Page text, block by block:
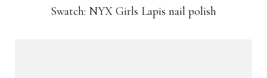
Swatch: NYX Girls Lapis nail polish